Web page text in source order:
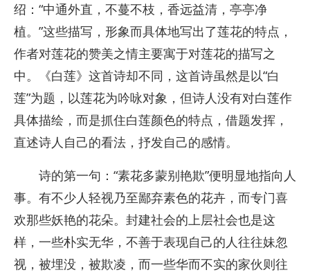
绍：“中通外直，不蔓不枝，香远益清，亭亭净
植。”这些描写，形象而具体地写出了莲花的特点，
作者对莲花的赞美之情主要寓于对莲花的描写之
中。《白莲》这首诗却不同，这首诗虽然是以“白
莲”为题，以莲花为吟咏对象，但诗人没有对白莲作
具体描绘，而是抓住白莲颜色的特点，借题发挥，
直述诗人自己的看法，抒发自己的感情。
诗的第一句：“素花多蒙别艳欺”便明显地指向人
事。有不少人轻视乃至鄙弃素色的花卉，而专门喜
欢那些妖艳的花朵。封建社会的上层社会也是这
样，一些朴实无华，不善于表现自己的人往往妹忽
视，被埋没，被欺凌，而一些华而不实的家伙则往